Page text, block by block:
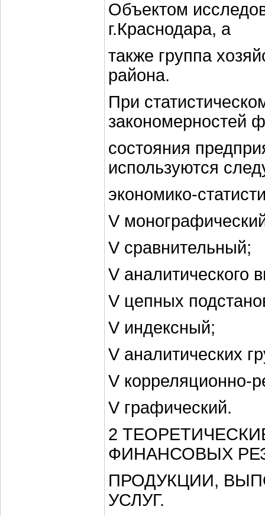
Объектом
г.Краснодара, а
также группа
района.
При
закономерностей
состояния
используются
экономико-
V
V сравнительный;
V аналитического
V цепных
V индексный;
V аналитических
V корреляционно-
V графический.
2
ФИНАНСОВЫХ
ПРОДУКЦИИ,
УСЛУГ.